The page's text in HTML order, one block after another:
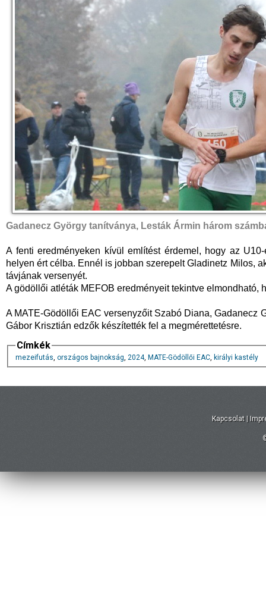
Gadanecz György tanítványa, Lesták Ármin három
A fenti eredményeken kívül említést érdemel, hogy az
helyen ért célba. Ennél is jobban szerepelt Gladinetz Milos,
távjának versenyét.
A gödöllői atléták MEFOB eredményeit tekintve elmondható,
A MATE-Gödöllői EAC versenyzőit Szabó Diana, Gadanecz
Gábor Krisztián edzők készítették fel a megmérettetésre.
Címkék
mezeifutás, országos bajnokság, 2024, MATE-Gödöllői EAC, királyi kastély
Kapcsolat |